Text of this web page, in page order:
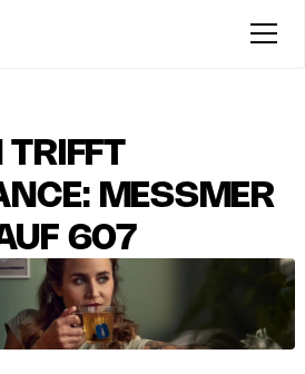
TRIFFT
MESSMER S
607 C